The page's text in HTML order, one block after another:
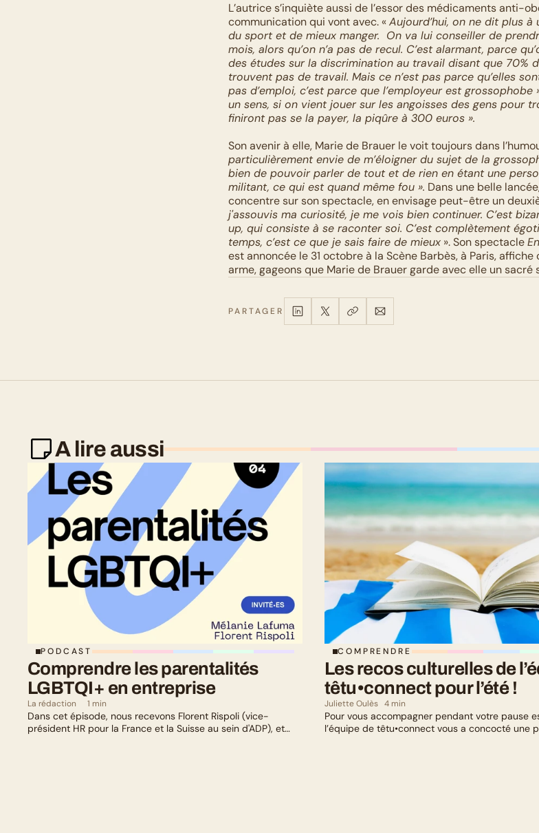
L’autrice s’inquiète aussi de l’essor des médicaments anti-
communication qui vont avec. « Aujourd’hui, on ne dit plus
du sport et de mieux manger.  On va lui conseiller de
mois, alors qu’on n’a pas de recul. C’est alarmant, parce
des études sur la discrimination au travail disant que 70%
trouvent pas de travail. Mais ce n’est pas parce qu’elles
pas d’emploi, c’est parce que l’employeur est grossophobe
un sens, si on vient jouer sur les angoisses des gens pour
finiront pas se la payer, la piqûre à 300 euros ».
Son avenir à elle, Marie de Brauer le voit toujours dans
particulièrement envie de m’éloigner du sujet de la
bien de pouvoir parler de tout et de rien en étant une
militant, ce qui est quand même fou ». Dans une belle
concentre sur son spectacle, en envisage peut-être un
j'assouvis ma curiosité, je me vois bien continuer. C’est
up, qui consiste à se raconter soi. C’est complètement
temps, c’est ce que je sais faire de mieux ». Son spectacle
est annoncée le 31 octobre à la Scène Barbès, à Paris, affiche
arme, gageons que Marie de Brauer garde avec elle un sacré
PARTAGER
A lire aussi
PODCAST
Comprendre les parentalités
LGBTQI+ en entreprise
La rédaction 1 min
Dans cet épisode, nous recevons Florent Rispoli (vice-
président HR pour la France et la Suisse au sein d'ADP), et
COMPRENDRE
Les recos culturelles de
têtu•connect pour l’été !
Juliette Oulès 4 min
Pour vous accompagner pendant votre pause
l’équipe de têtu•connect vous a concocté une petite